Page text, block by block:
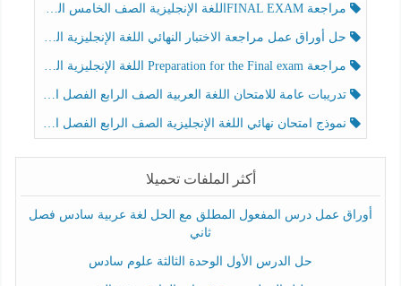
مراجعة FINAL EXAMاللغة الإنجليزية الصف الخامس الفصل الثالث
حل أوراق عمل مراجعة الاختبار النهائي اللغة الإنجليزية الصف الرابع الفصل الثالث
مراجعة Preparation for the Final exam اللغة الإنجليزية الصف الرابع الفصل الثالث
تدريبات عامة للامتحان اللغة العربية الصف الرابع الفصل الثالث
نموذج امتحان نهائي اللغة الإنجليزية الصف الرابع الفصل الثالث
أكثر الملفات تحميلا
أوراق عمل درس المفعول المطلق مع الحل لغة عربية سادس فصل
ثاني
حل الدرس الأول الوحدة الثالثة علوم سادس